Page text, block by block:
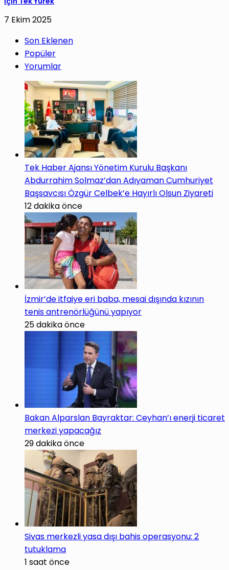
7 Ekim 2025
Son Eklenen
Popüler
Yorumlar
Tek Haber Ajansı Yönetim Kurulu Başkanı
Abdurrahim Solmaz’dan Adıyaman Cumhuriyet
Başsavcısı Özgür Celbek’e Hayırlı Olsun Ziyareti
12 dakika önce
İzmir’de itfaiye eri baba, mesai dışında kızının
tenis antrenörlüğünü yapıyor
25 dakika önce
Bakan Alparslan Bayraktar: Ceyhan’ı enerji ticaret
merkezi yapacağız
29 dakika önce
Sivas merkezli yasa dışı bahis operasyonu: 2
tutuklama
1 saat önce